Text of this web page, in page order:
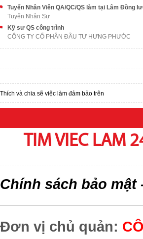
Tuyển Nhân Sự
Kỹ sư QS công trình
CÔNG TY CỔ PHẦN ĐẦU TƯ HƯNG PHƯỚC
Thích và chia sẽ việc làm đảm bảo trên
TIM VIEC LAM
Chính sách bảo mật
Đơn vị chủ quản: